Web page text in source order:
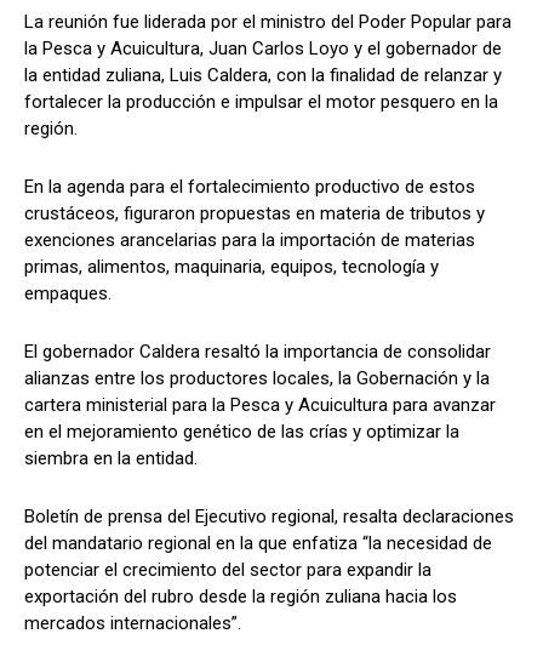
La reunión fue liderada por el ministro del Poder Popular para
la Pesca y Acuicultura, Juan Carlos Loyo y el gobernador de
la entidad zuliana, Luis Caldera, con la finalidad de relanzar y
fortalecer la producción e impulsar el motor pesquero en la
región.
En la agenda para el fortalecimiento productivo de estos
crustáceos, figuraron propuestas en materia de tributos y
exenciones arancelarias para la importación de materias
primas, alimentos, maquinaria, equipos, tecnología y
empaques.
El gobernador Caldera resaltó la importancia de consolidar
alianzas entre los productores locales, la Gobernación y la
cartera ministerial para la Pesca y Acuicultura para avanzar
en el mejoramiento genético de las crías y optimizar la
siembra en la entidad.
Boletín de prensa del Ejecutivo regional, resalta declaraciones
del mandatario regional en la que enfatiza “la necesidad de
potenciar el crecimiento del sector para expandir la
exportación del rubro desde la región zuliana hacia los
mercados internacionales”.